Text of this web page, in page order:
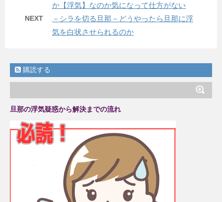
か【浮気】なのか気になって仕方がない
NEXT
－シラを切る旦那－どうやったら旦那に浮
気を白状させられるのか
購読する
旦那の浮気疑惑から解決までの流れ